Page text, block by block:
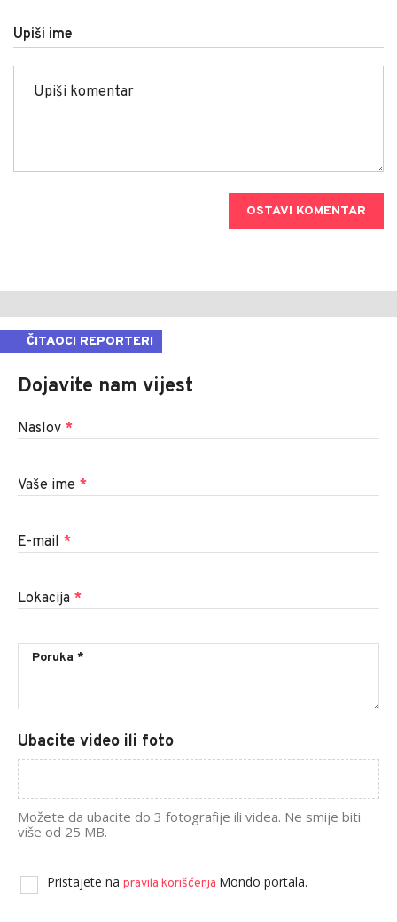
Upiši ime
OSTAVI KOMENTAR
ČITAOCI REPORTERI
Dojavite nam vijest
Naslov *
Vaše ime *
E-mail *
Lokacija *
Ubacite video ili foto
Možete da ubacite do 3 fotografije ili videa. Ne smije biti
više od 25 MB.
Pristajete na pravila korišćenja Mondo portala.